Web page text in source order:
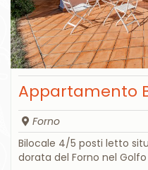
Appartamento
Forno
Bilocale 4/5 posti letto
dorata del Forno nel